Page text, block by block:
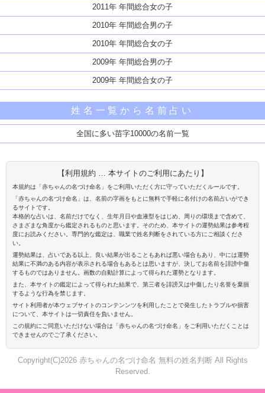
2011年 年間総合女の子
2010年 年間総合男の子
2010年 年間総合女の子
2009年 年間総合男の子
2009年 年間総合女の子
姓名一覧から名前占い
全国に多い苗字10000の名前一覧
【利用規約 … 本サイトのご利用にあたり】
本規約は「赤ちゃんの名づけ命名」をご利用いただく方に守っていただくルールです。
「赤ちゃんの名づけ命名」は、名前の字画をもとに無料で手軽に名付けの名前占いができ
るサイトです。
本格的な占いは、名前だけでなく、生年月日や血液型をはじめ、周りの環境まで含めて、
さまざまな角度から鑑定されるものと思います。そのため、本サイトの運勢結果は参考程
度にお読みください。専門的な鑑定は、職業で姓名判断をされている方にご相談くださ
い。
運勢結果は、占いである以上、良い結果が出ることもあれば悪い場合もあり、中には運勢
結果に不満のある内容が表示される場合もあるとは思いますが、決してお名前を誹謗中傷
するものではありません。画数の自動計算によって得られた運勢となります。
また、本サイトの鑑定によって得られた結果で、第三者を誹謗又は中傷したり名誉を棄損
するような行為を禁じます。
サイト利用者が本ウェブサイトのコンテンンツを利用したことで発生したトラブルや損害
について、本サイトは一切責任を負いません。
この規約にご同意いただけない場合は「赤ちゃんの名づけ命名」をご利用いただくことは
できませんのでご了承ください。
Copyright(C)2026 赤ちゃんの名づけ命名 無料の姓名判断 All Rights
Reserved.